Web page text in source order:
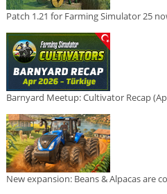
Patch 1.21 for Farming Simulator 25
Barnyard Meetup: Cultivator Recap
New expansion: Beans & Alpacas are